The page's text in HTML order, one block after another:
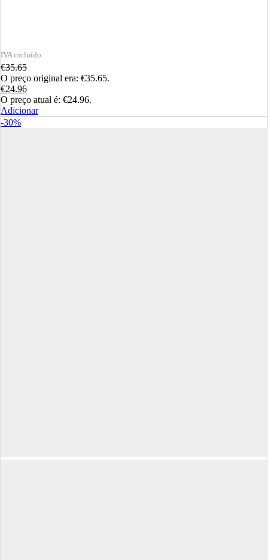
€35.65
O preço original era: €35.65.
€24.96
O preço atual é: €24.96.
Adicionar
-30%